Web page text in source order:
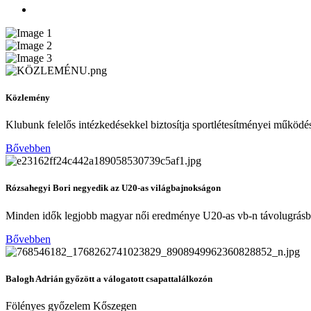
Közlemény
Klubunk felelős intézkedésekkel biztosítja sportlétesítményei
Bővebben
Rózsahegyi Bori negyedik az U20-as világbajnokságon
Minden idők legjobb magyar női eredménye U20-as vb-n
Bővebben
Balogh Adrián győzött a válogatott csapattalálkozón
Fölényes győzelem Kőszegen